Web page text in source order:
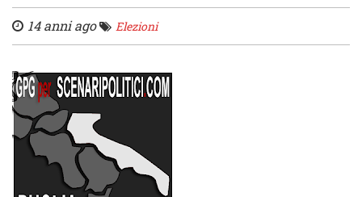
14 anni ago Elezioni